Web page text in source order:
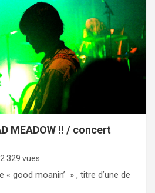
MEADOW !! / concert
329 vues
« good moanin’ » , titre d’une de